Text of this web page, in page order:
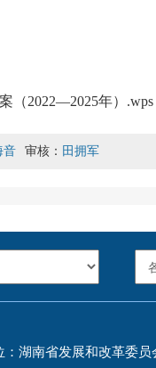
（2022—2025年）.wps
音 审核： 田拥军
：湖南省发展和改革委员